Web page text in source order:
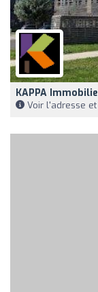
KAPPA
Voir l'adresse